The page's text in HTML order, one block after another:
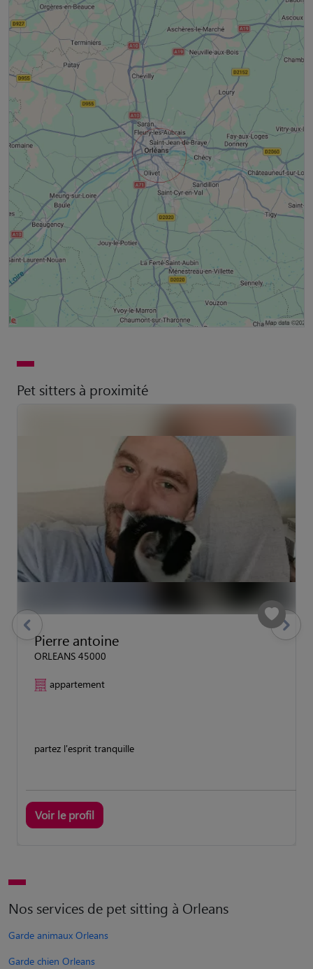
Pet sitters à proximité
Pierre antoine
ORLEANS 45000
appartement
partez l'esprit tranquille
Voir le profil
previous Suivant
Nos services de pet sitting à Orleans
Garde animaux Orleans
Garde chien Orleans